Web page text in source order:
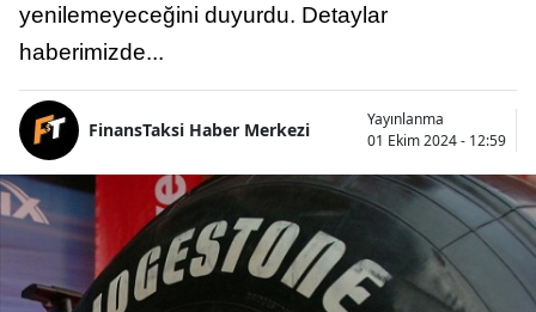
yenilemeyeceğini duyurdu. Detaylar
haberimizde...
FinansTaksi Haber Merkezi
Yayınlanma
01 Ekim 2024 - 12:59